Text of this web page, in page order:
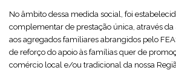
No âmbito dessa medida social, foi
complementar de prestação única, através da
aos agregados familiares abrangidos pelo
de reforço do apoio às famílias quer de
comércio local e/ou tradicional da nossa